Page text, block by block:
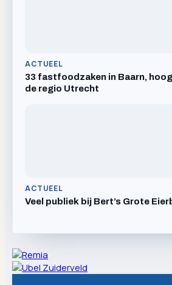
ACTUEEL
33 fastfoodzaken in Baarn,
de regio Utrecht
ACTUEEL
Veel publiek bij Bert’s Grote